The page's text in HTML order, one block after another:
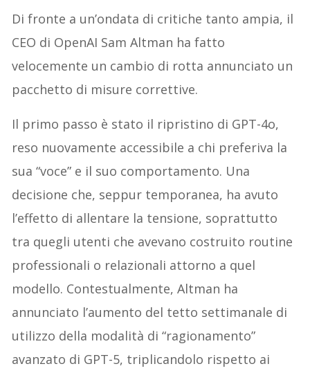
Di fronte a un’ondata di critiche tanto ampia, il
CEO di OpenAI Sam Altman ha fatto
velocemente un cambio di rotta annunciato un
pacchetto di misure correttive.
Il primo passo è stato il ripristino di GPT-4o,
reso nuovamente accessibile a chi preferiva la
sua “voce” e il suo comportamento. Una
decisione che, seppur temporanea, ha avuto
l’effetto di allentare la tensione, soprattutto
tra quegli utenti che avevano costruito routine
professionali o relazionali attorno a quel
modello. Contestualmente, Altman ha
annunciato l’aumento del tetto settimanale di
utilizzo della modalità di “ragionamento”
avanzato di GPT-5, triplicandolo rispetto ai